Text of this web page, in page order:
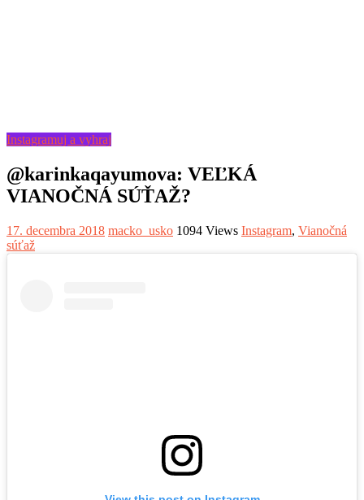
Instagramuj a vyhraj
@karinkaqayumova: VEĽKÁ
VIANOČNÁ SÚŤAŽ?
17. decembra 2018 macko_usko 1094 Views Instagram, Vianočná
súťaž